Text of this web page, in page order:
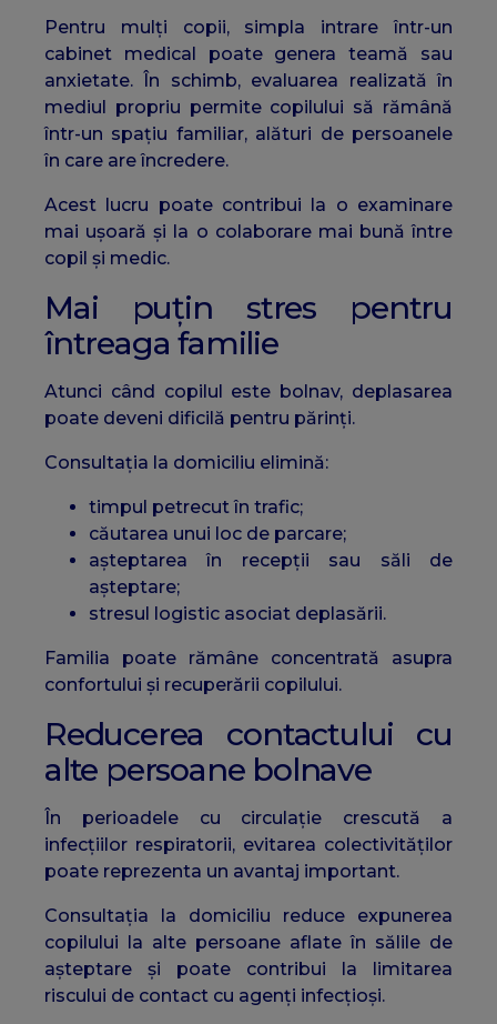
Pentru mulți copii, simpla intrare într-un
cabinet medical poate genera teamă sau
anxietate. În schimb, evaluarea realizată în
mediul propriu permite copilului să rămână
într-un spațiu familiar, alături de persoanele
în care are încredere.
Acest lucru poate contribui la o examinare
mai ușoară și la o colaborare mai bună între
copil și medic.
Mai puțin stres pentru
întreaga familie
Atunci când copilul este bolnav, deplasarea
poate deveni dificilă pentru părinți.
Consultația la domiciliu elimină:
timpul petrecut în trafic;
căutarea unui loc de parcare;
așteptarea în recepții sau săli de
așteptare;
stresul logistic asociat deplasării.
Familia poate rămâne concentrată asupra
confortului și recuperării copilului.
Reducerea contactului cu
alte persoane bolnave
În perioadele cu circulație crescută a
infecțiilor respiratorii, evitarea colectivităților
poate reprezenta un avantaj important.
Consultația la domiciliu reduce expunerea
copilului la alte persoane aflate în sălile de
așteptare și poate contribui la limitarea
riscului de contact cu agenți infecțioși.